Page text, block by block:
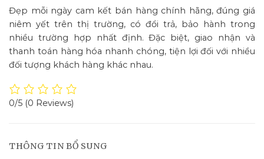
Đẹp mỗi ngày cam kết bán hàng chính hãng, đúng giá
niêm yết trên thị trường, có đổi trả, bảo hành trong
nhiều trường hợp nhất định. Đặc biệt, giao nhận và
thanh toán hàng hóa nhanh chóng, tiện lợi đối với nhiều
đối tượng khách hàng khác nhau.
0/5 (0 Reviews)
THÔNG TIN BỔ SUNG